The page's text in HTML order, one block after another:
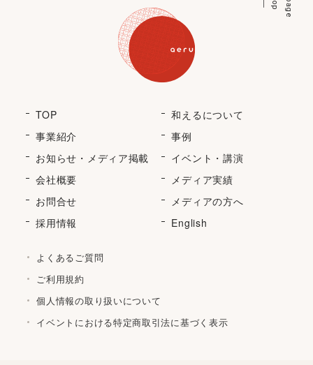
p
a
g
e
t
o
p
TOP
和えるについて
事業紹介
事例
お知らせ・メディア掲載
イベント・講演
会社概要
メディア実績
お問合せ
メディアの方へ
採用情報
English
よくあるご質問
ご利用規約
個人情報の取り扱いについて
イベントにおける特定商取引法に基づく表示